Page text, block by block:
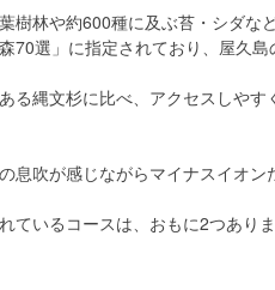
樹林や約600種に及ぶ苔・シダな
70選」に指定されており、屋久
る縄文杉に比べ、アクセスしや
息吹が感じながらマイナスイオ
ているコースは、おもに2つありま